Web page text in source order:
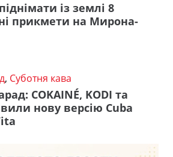
із землі 8
прикмети на Мирона-
, Суботня кава
COKAINÉ, KODI та
нову версію Cuba